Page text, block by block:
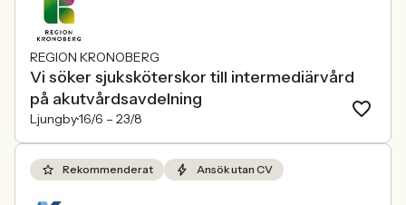
REGION KRONOBERG
Vi söker sjuksköterskor till intermediärvård
på akutvårdsavdelning
Ljungby16/6 – 23/8
Rekommenderat Ansök utan CV